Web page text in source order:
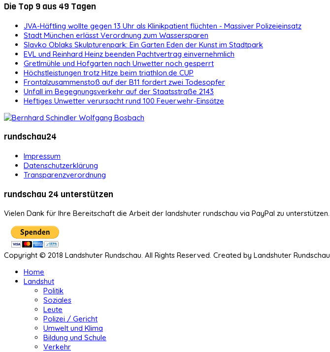
Die Top 9 aus 49 Tagen
JVA-Häftling wollte gegen 13 Uhr als Klinikpatient flüchten - Massiver Polizeieinsatz
Stadt München erlässt Verordnung zum Wassersparen
Slavko Oblaks Skulpturenpark: Ein Garten Eden der Kunst im Stadtpark
EVL und Reinhard Heinz beenden Pachtvertrag einvernehmlich
Gretlmühle und Hofgarten nach Unwetter noch gesperrt
Höchstleistungen trotz Hitze beim triathlon.de CUP
Frontalzusammenstoß auf der B11 fordert zwei Todesopfer
Unfall im Begegnungsverkehr auf der Staatsstraße 2143
Heftiges Unwetter verursacht rund 100 Feuerwehr-Einsätze
rundschau24
Impressum
Datenschutzerklärung
Transparenzverordnung
rundschau 24 unterstützen
Vielen Dank für Ihre Bereitschaft die Arbeit der landshuter rundschau via PayPal zu unterstützen.
Copyright © 2018 Landshuter Rundschau. All Rights Reserved. Created by Landshuter Rundschau
Home
Landshut
Politik
Soziales
Leute
Polizei / Gericht
Umwelt und Klima
Bildung und Schule
Verkehr